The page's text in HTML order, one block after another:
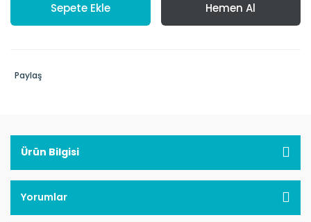
Sepete Ekle Hemen Al
Paylaş
Ürün Bilgisi
Yorumlar